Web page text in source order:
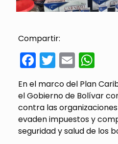
Compartir:
Facebook
Twitter
Email
En el marco del Plan
el Gobierno de Bolívar
contra las
evaden impuestos y
seguridad y salud de los